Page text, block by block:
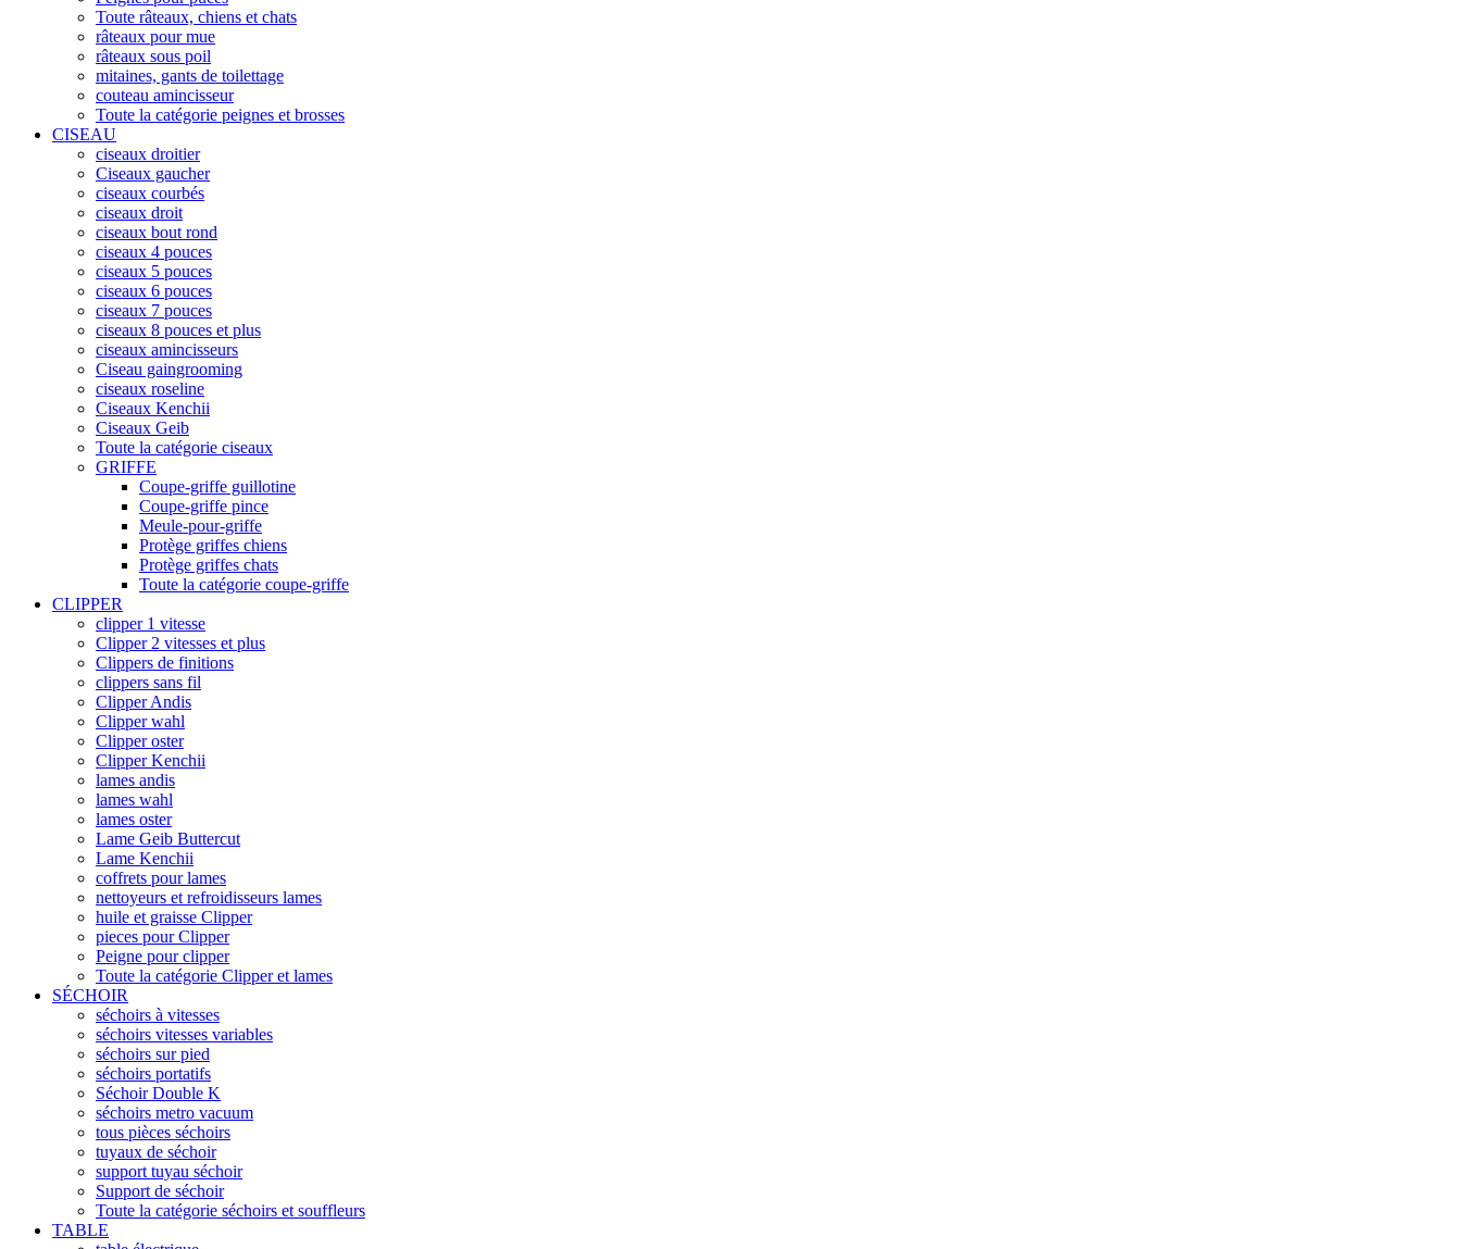
Toute râteaux, chiens et chats
râteaux pour mue
râteaux sous poil
mitaines, gants de toilettage
couteau amincisseur
Toute la catégorie peignes et brosses
CISEAU
ciseaux droitier
Ciseaux gaucher
ciseaux courbés
ciseaux droit
ciseaux bout rond
ciseaux 4 pouces
ciseaux 5 pouces
ciseaux 6 pouces
ciseaux 7 pouces
ciseaux 8 pouces et plus
ciseaux amincisseurs
Ciseau gaingrooming
ciseaux roseline
Ciseaux Kenchii
Ciseaux Geib
Toute la catégorie ciseaux
GRIFFE
Coupe-griffe guillotine
Coupe-griffe pince
Meule-pour-griffe
Protège griffes chiens
Protège griffes chats
Toute la catégorie coupe-griffe
CLIPPER
clipper 1 vitesse
Clipper 2 vitesses et plus
Clippers de finitions
clippers sans fil
Clipper Andis
Clipper wahl
Clipper oster
Clipper Kenchii
lames andis
lames wahl
lames oster
Lame Geib Buttercut
Lame Kenchii
coffrets pour lames
nettoyeurs et refroidisseurs lames
huile et graisse Clipper
pieces pour Clipper
Peigne pour clipper
Toute la catégorie Clipper et lames
SÉCHOIR
séchoirs à vitesses
séchoirs vitesses variables
séchoirs sur pied
séchoirs portatifs
Séchoir Double K
séchoirs metro vacuum
tous pièces séchoirs
tuyaux de séchoir
support tuyau séchoir
Support de séchoir
Toute la catégorie séchoirs et souffleurs
TABLE